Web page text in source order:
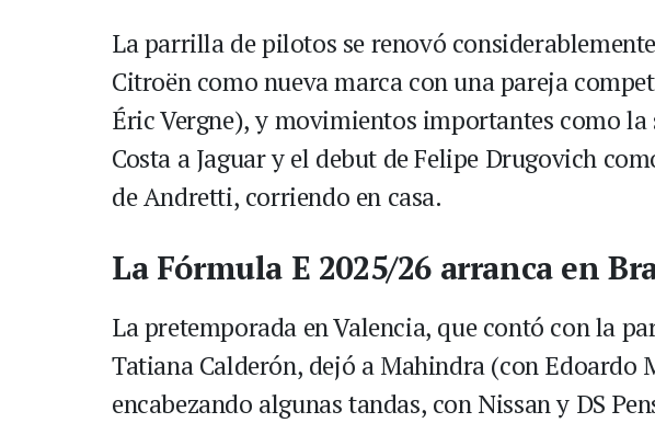
La parrilla de pilotos se renovó
Citroën como nueva marca con una pareja
Éric Vergne), y movimientos importantes como
Costa a Jaguar y el debut de Felipe Drugovich
de Andretti, corriendo en casa.
La Fórmula E 2025/26 arranca en
La pretemporada en Valencia, que contó con la
Tatiana Calderón, dejó a Mahindra (con Edoardo
encabezando algunas tandas, con Nissan y DS